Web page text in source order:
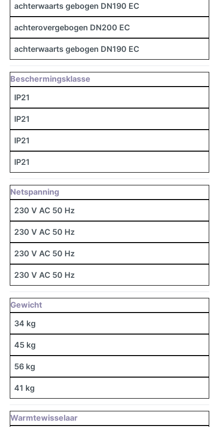
achterwaarts gebogen DN190 EC
achterovergebogen DN200 EC
achterwaarts gebogen DN190 EC
Beschermingsklasse
IP21
IP21
IP21
IP21
Netspanning
230 V AC 50 Hz
230 V AC 50 Hz
230 V AC 50 Hz
230 V AC 50 Hz
Gewicht
34 kg
45 kg
56 kg
41 kg
Warmtewisselaar